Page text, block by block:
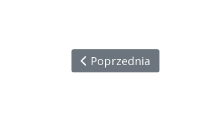
Poprzednia Strona:
Poprzednia